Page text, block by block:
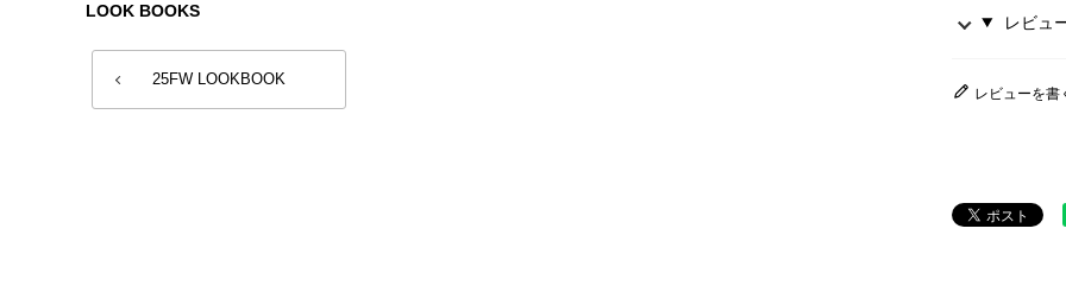
LOOK BOOKS
25FW LOOKBOOK
レビュ
レビューを書